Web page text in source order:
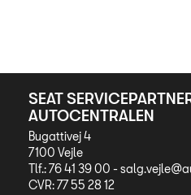
SEAT
AUTOCENTRALEN
Bugattivej 4
7100 Vejle
Tlf.: 76 41 39 00 -
CVR: 77 55 28 12